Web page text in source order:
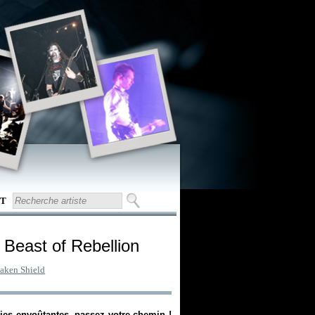
of Rebellion
Shield